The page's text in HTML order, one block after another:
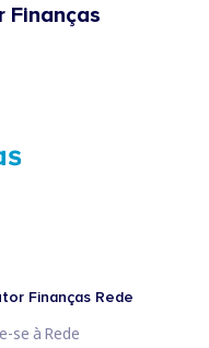
Finanças
Finanças Rede
se à Rede